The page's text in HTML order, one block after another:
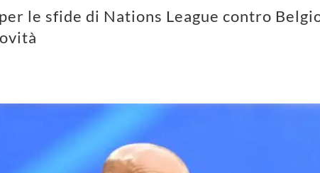
le sfide di Nations League contro